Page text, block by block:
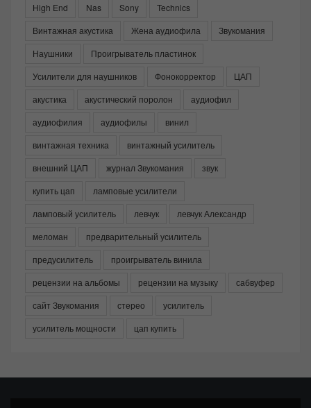
High End
Nas Sony
Technics
Винтажная акустика
Жена аудиофила
Звукомания
Наушники
Проигрыватель пластинок
Усилители для наушников
Фонокорректор
ЦАП
акустика
акустический поролон
аудиофил
аудиофилия
аудиофилы
винил
винтажная техника
винтажный усилитель
внешний ЦАП
журнал Звукомания
звук
купить цап
ламповые усилители
ламповый усилитель
левчук
левчук Александр
меломан
предварительный усилитель
предусилитель
проигрыватель винила
рецензии на альбомы
рецензии на музыку
сабвуфер
сайт Звукомания
стерео
усилитель
усилитель мощности
цап купить